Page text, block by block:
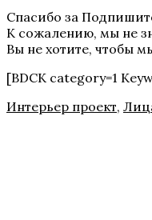
Спасибо за
К сожалению, мы не
Вы не хотите, чтобы
[BDCK category=1
Интерьер проект,